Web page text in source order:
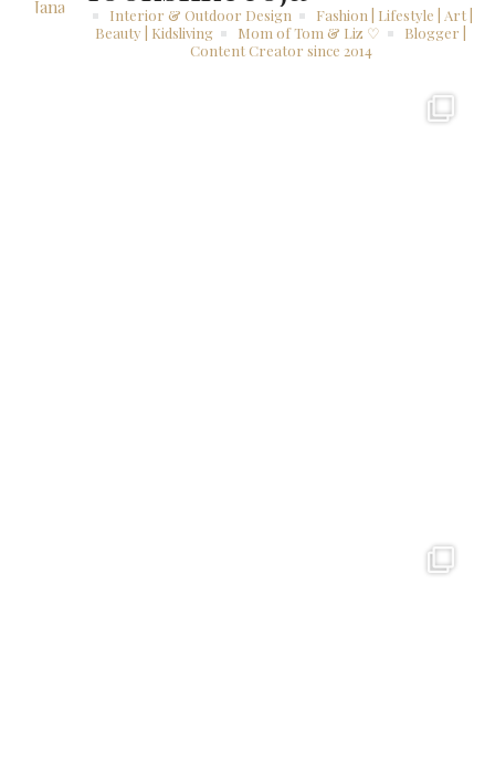
Interior & Outdoor Design
Fashion | Lifestyle | Art |
Beauty | Kidsliving
Mom of Tom & Liz ♡
Blogger |
Content Creator since 2014